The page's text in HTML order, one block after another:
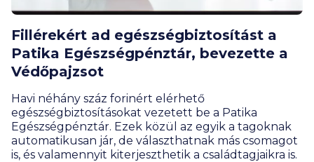
Fillérekért ad egészségbiztosítást a
Patika Egészségpénztár, bevezette a
Védőpajzsot
Havi néhány száz forinért elérhető
egészségbiztosításokat vezetett be a Patika
Egészségpénztár. Ezek közül az egyik a tagoknak
automatikusan jár, de választhatnak más csomagot
is, és valamennyit kiterjeszthetik a családtagjaikra is.